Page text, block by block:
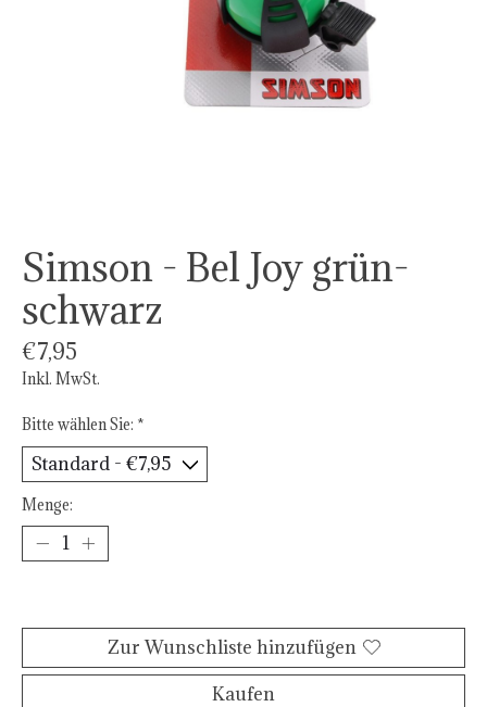
Simson - Bel Joy grün-
schwarz
€7,95
Inkl. MwSt.
Bitte wählen Sie: *
Menge:
Zur Wunschliste hinzufügen
Kaufen